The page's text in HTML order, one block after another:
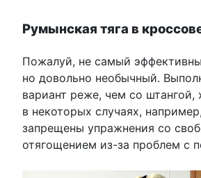
Румынская тяга в
Пожалуй, не самый
но довольно необычный.
вариант реже, чем со штангой,
в некоторых случаях,
запрещены упражнения со
отягощением из-за проблем с